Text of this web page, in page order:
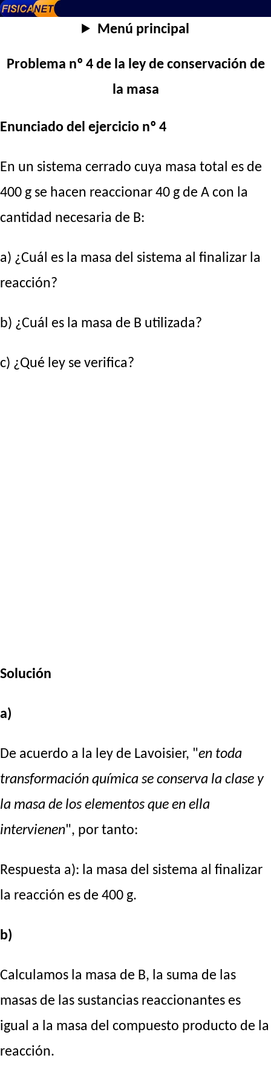
Menú principal
Problema nº 4 de la ley de conservación de
la masa
Enunciado del ejercicio nº 4
En un sistema cerrado cuya masa total es de
400 g se hacen reaccionar 40 g de A con la
cantidad necesaria de B:
a) ¿Cuál es la masa del sistema al finalizar la
reacción?
b) ¿Cuál es la masa de B utilizada?
c) ¿Qué ley se verifica?
Solución
a)
De acuerdo a la ley de Lavoisier, "en toda
transformación química se conserva la clase y
la masa de los elementos que en ella
intervienen", por tanto:
Respuesta a): la masa del sistema al finalizar
la reacción es de 400 g.
b)
Calculamos la masa de B, la suma de las
masas de las sustancias reaccionantes es
igual a la masa del compuesto producto de la
reacción.